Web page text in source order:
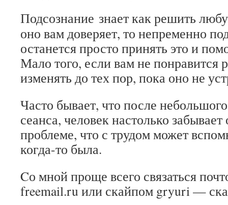
Подсознание знает как решить
оно вам доверяет, то непременно
останется просто принять это и
Мало того, если вам не понравится
изменять до тех пор, пока оно не
Часто бывает, что после
сеанса, человек настолько
проблеме, что с трудом может
когда-то была.
Cо мной проще всего связаться
freemail.ru или скайпом gryuri —